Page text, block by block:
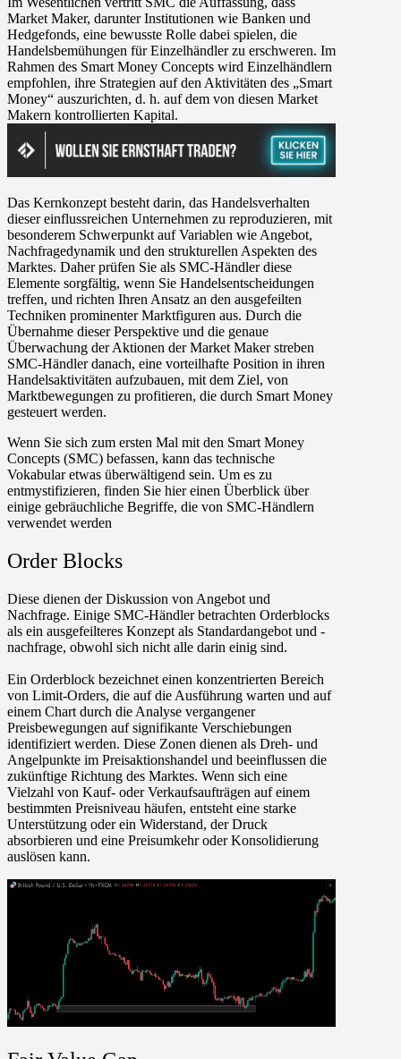
Market Maker, darunter Institutionen wie Banken und
Hedgefonds, eine bewusste Rolle dabei spielen, die
Handelsbemühungen für Einzelhändler zu erschweren. Im
Rahmen des Smart Money Concepts wird Einzelhändlern
empfohlen, ihre Strategien auf den Aktivitäten des „Smart
Money“ auszurichten, d. h. auf dem von diesen Market
Makern kontrollierten Kapital.
Das Kernkonzept besteht darin, das Handelsverhalten
dieser einflussreichen Unternehmen zu reproduzieren, mit
besonderem Schwerpunkt auf Variablen wie Angebot,
Nachfragedynamik und den strukturellen Aspekten des
Marktes. Daher prüfen Sie als SMC-Händler diese
Elemente sorgfältig, wenn Sie Handelsentscheidungen
treffen, und richten Ihren Ansatz an den ausgefeilten
Techniken prominenter Marktfiguren aus. Durch die
Übernahme dieser Perspektive und die genaue
Überwachung der Aktionen der Market Maker streben
SMC-Händler danach, eine vorteilhafte Position in ihren
Handelsaktivitäten aufzubauen, mit dem Ziel, von
Marktbewegungen zu profitieren, die durch Smart Money
gesteuert werden.
Wenn Sie sich zum ersten Mal mit den Smart Money
Concepts (SMC) befassen, kann das technische
Vokabular etwas überwältigend sein. Um es zu
entmystifizieren, finden Sie hier einen Überblick über
einige gebräuchliche Begriffe, die von SMC-Händlern
verwendet werden
Order Blocks
Diese dienen der Diskussion von Angebot und
Nachfrage. Einige SMC-Händler betrachten Orderblocks
als ein ausgefeilteres Konzept als Standardangebot und -
nachfrage, obwohl sich nicht alle darin einig sind.
Ein Orderblock bezeichnet einen konzentrierten Bereich
von Limit-Orders, die auf die Ausführung warten und auf
einem Chart durch die Analyse vergangener
Preisbewegungen auf signifikante Verschiebungen
identifiziert werden. Diese Zonen dienen als Dreh- und
Angelpunkte im Preisaktionshandel und beeinflussen die
zukünftige Richtung des Marktes. Wenn sich eine
Vielzahl von Kauf- oder Verkaufsaufträgen auf einem
bestimmten Preisniveau häufen, entsteht eine starke
Unterstützung oder ein Widerstand, der Druck
absorbieren und eine Preisumkehr oder Konsolidierung
auslösen kann.